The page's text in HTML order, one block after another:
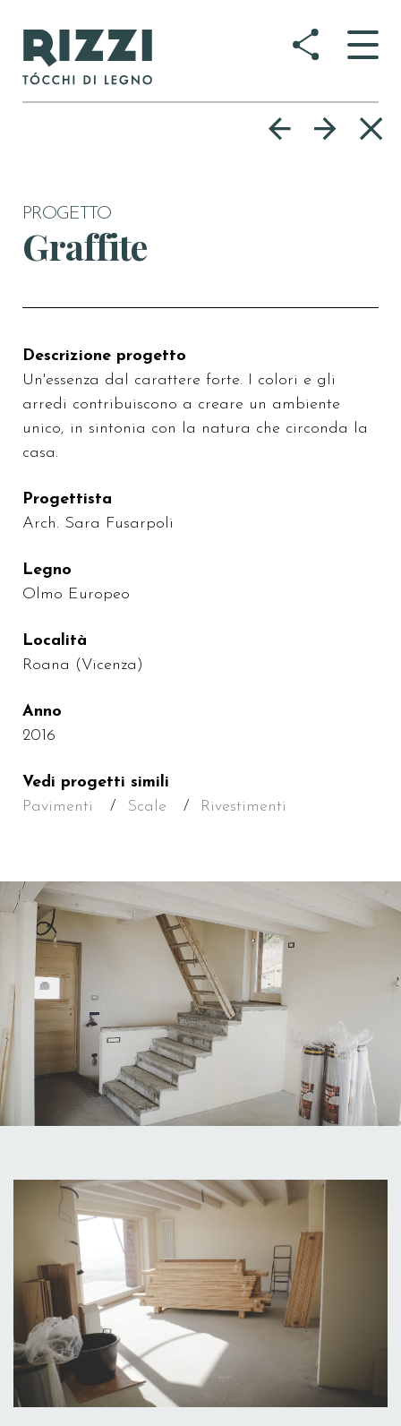
PROGETTO
Graffite
Descrizione progetto
Un'essenza dal carattere forte. I colori e gli
arredi contribuiscono a creare un ambiente
unico, in sintonia con la natura che circonda la
casa.
Progettista
Arch. Sara Fusarpoli
Legno
Olmo Europeo
Località
Roana (Vicenza)
Anno
2016
Vedi progetti simili
Pavimenti
Scale Rivestimenti